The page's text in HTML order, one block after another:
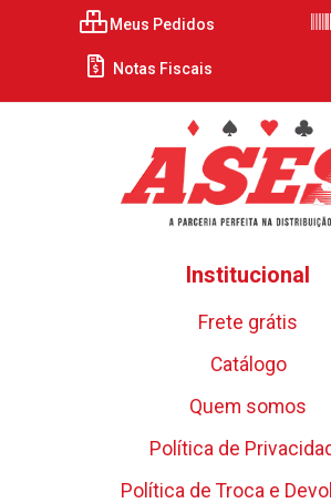
Meus Pedidos
Notas Fiscais
Institucional
Frete grátis
Catálogo
Quem somos
Política de
Política de Troca e